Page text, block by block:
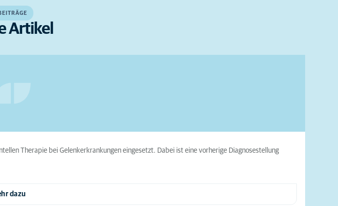
Artikel
Therapie bei Gelenkerkrankungen eingesetzt. Dabei ist eine vorherige Diagnosestellung
dazu